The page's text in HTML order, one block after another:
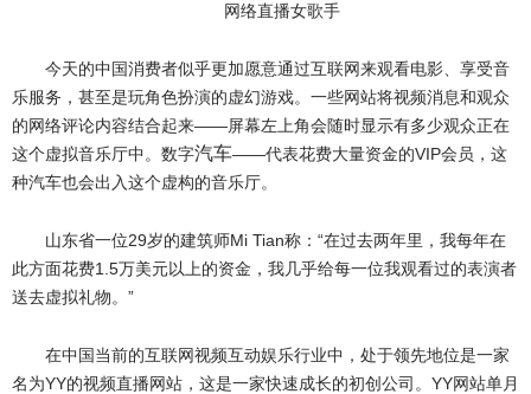
网络直播女歌手
今天的中国消费者似乎更加愿意通过互联网来观看电影、享受音
乐服务，甚至是玩角色扮演的虚幻游戏。一些网站将视频消息和观众
的网络评论内容结合起来——屏幕左上角会随时显示有多少观众正在
这个虚拟音乐厅中。数字汽车——代表花费大量资金的VIP会员，这
种汽车也会出入这个虚构的音乐厅。
山东省一位29岁的建筑师Mi Tian称：“在过去两年里，我每年在
此方面花费1.5万美元以上的资金，我几乎给每一位我观看过的表演者
送去虚拟礼物。”
在中国当前的互联网视频互动娱乐行业中，处于领先地位是一家
名为YY的视频直播网站，这是一家快速成长的初创公司。YY网站单月